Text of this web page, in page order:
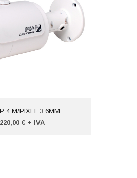
4 M/PIXEL 3.6MM
220,00 € + IVA
Peso (kg): 2,000
Produttore:
VISIOTECH